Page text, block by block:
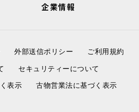
企業情報
外部送信ポリシー
ご利用規約
セキュリティーについて
表示
古物営業法に基づく表示